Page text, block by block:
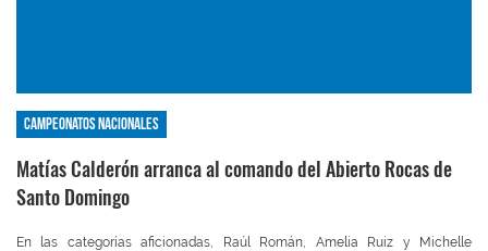
Campeonatos nacionales
Matías Calderón arranca al comando del Abierto Rocas de
Santo Domingo
En las categorías aficionadas, Raúl Román, Amelia Ruiz y Michelle